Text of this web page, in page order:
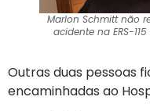
Marlon Schmitt não
acidente na ERS-
Outras duas pessoas
encaminhadas ao